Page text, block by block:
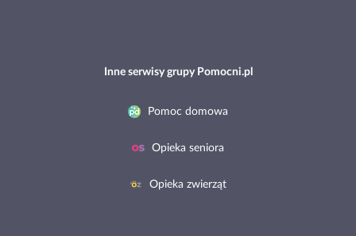
Inne serwisy grupy Pomocni.pl
Pomoc domowa
Opieka seniora
Opieka zwierząt